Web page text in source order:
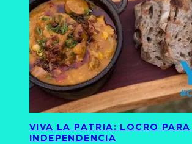
VIVA LA PATRIA: LOCRO
INDEPENDENCIA